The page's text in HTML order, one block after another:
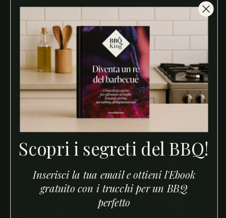
Maple Rub 290g
Prezzo regolare
€29,90
ESAURITO
Pork Rub 220g
Scopri i segreti del BBQ!
Inserisci la tua email e ottieni l'Ebook
gratuito con i trucchi per un BBQ
perfetto